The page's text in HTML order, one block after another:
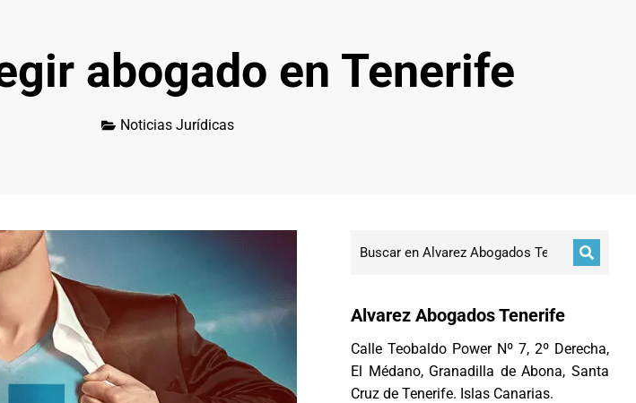
abogado en Tenerife
Noticias Jurídicas
Alvarez Abogados Tenerife
Calle Teobaldo Power Nº 7, 2º Derecha,
El Médano, Granadilla de Abona, Santa
Cruz de Tenerife. Islas Canarias.